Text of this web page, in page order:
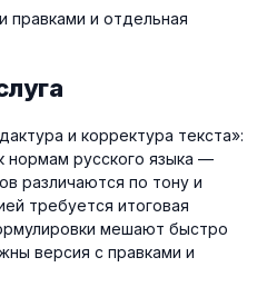
и отдельная
и корректура текста»:
нормам русского языка —
различаются по тону и
требуется итоговая
мешают быстро
версия с правками и